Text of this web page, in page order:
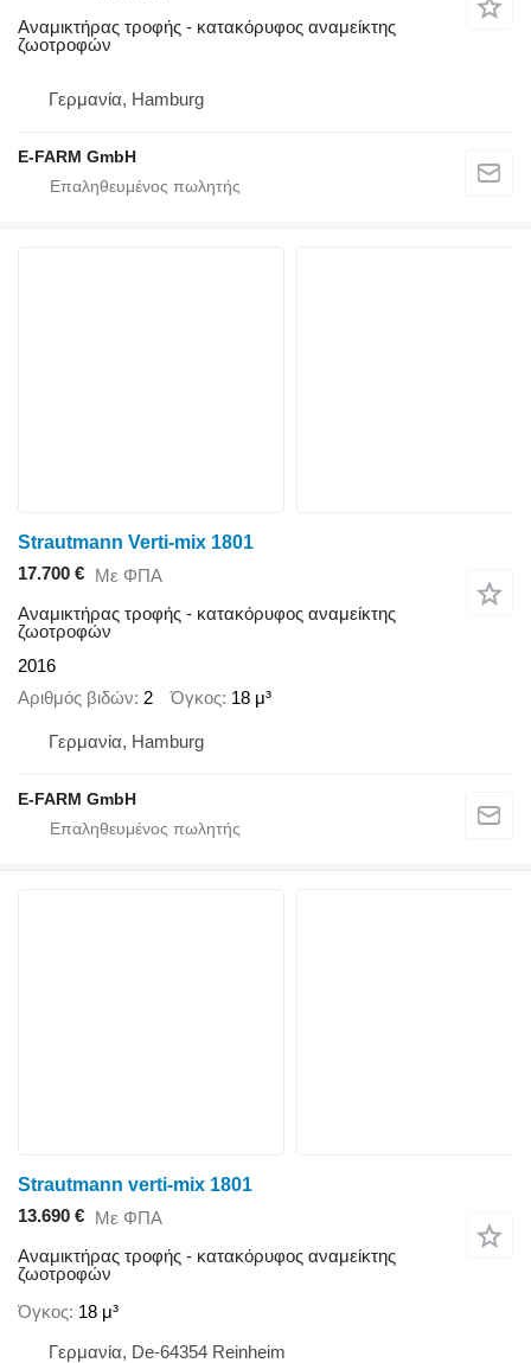
Αναμικτήρας τροφής - κατακόρυφος αναμείκτης
ζωοτροφών
Γερμανία, Hamburg
E-FARM GmbH
Strautmann Verti-mix 1801
17.700 € Με ΦΠΑ
Αναμικτήρας τροφής - κατακόρυφος αναμείκτης
ζωοτροφών
2016
Αριθμός βιδών 2 Όγκος 18 μ³
Γερμανία, Hamburg
E-FARM GmbH
Strautmann verti-mix 1801
13.690 € Με ΦΠΑ
Αναμικτήρας τροφής - κατακόρυφος αναμείκτης
ζωοτροφών
Όγκος 18 μ³
Γερμανία, De-64354 Reinheim